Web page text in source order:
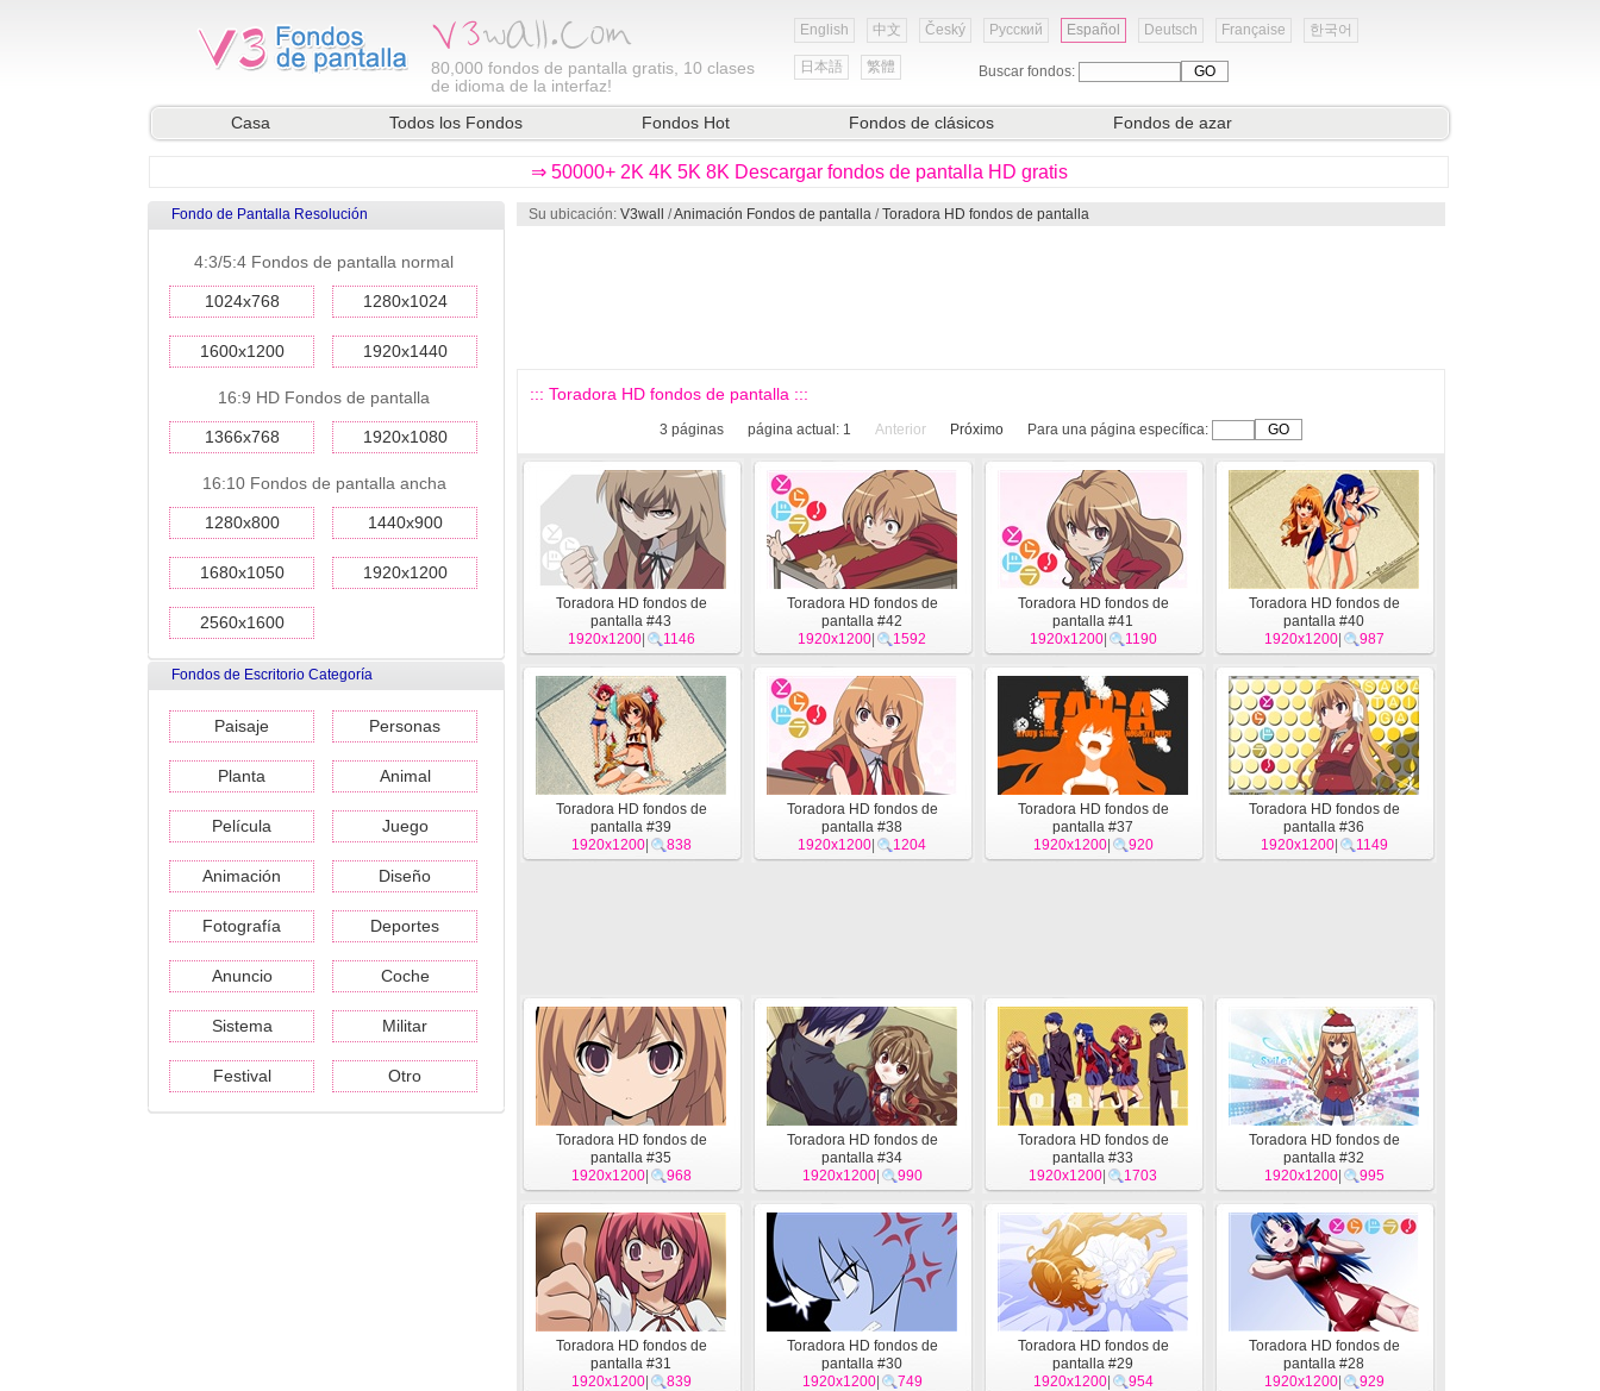
80,000 fondos de pantalla gratis, 10 clases
de idioma de la interfaz!
English 中文 Český Русский Español Deutsch Française 한국어
日本語 繁體 Buscar fondos:
Casa Todos los Fondos Fondos Hot Fondos de clásicos Fondos de azar
⇒ 50000+ 2K 4K 5K 8K Descargar fondos de pantalla HD gratis
Fondo de Pantalla Resolución
4:3/5:4 Fondos de pantalla normal
1024x768 1280x1024
1600x1200 1920x1440
16:9 HD Fondos de pantalla
1366x768 1920x1080
16:10 Fondos de pantalla ancha
1280x800 1440x900
1680x1050 1920x1200
2560x1600
Fondos de Escritorio Categoría
Paisaje Personas
Planta Animal
Película Juego
Animación Diseño
Fotografía Deportes
Anuncio Coche
Sistema Militar
Festival Otro
Su ubicación: V3wall /Animación Fondos de pantalla /Toradora HD fondos de pantalla
::: Toradora HD fondos de pantalla :::
3 páginas página actual: 1 Anterior Próximo Para una página específica:
Toradora HD fondos de
pantalla #43
1920x1200| 1146
Toradora HD fondos de
pantalla #42
1920x1200
1592
Toradora HD fondos de
pantalla #41
1920x1200| 1190
Toradora HD fondos de
pantalla #40
1920x1200| 987
Toradora HD fondos de
pantalla #39
1920x1200| 838
Toradora HD fondos de
pantalla #38
1920x1200
1204
Toradora HD fondos de
pantalla #37
1920x1200| 920
Toradora HD fondos de
pantalla #36
1920x1200| 1149
Toradora HD fondos de
pantalla #35
1920x1200| 968
Toradora HD fondos de
pantalla #34
1920x1200| 990
Toradora HD fondos de
pantalla #33
1920x1200
1703
Toradora HD fondos de
pantalla #32
1920x1200| 995
Toradora HD fondos de
pantalla #31
1920x1200| 839
Toradora HD fondos de
pantalla #30
1920x1200| 749
Toradora HD fondos de
pantalla #29
1920x1200| 954
Toradora HD fondos de
pantalla #28
1920x1200| 929